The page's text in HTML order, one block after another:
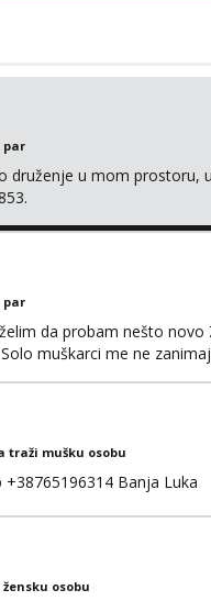
par
druženje u mom prostoru,
par
da probam nešto
muškarci me ne
traži mušku osobu
Banja Luka
osobu